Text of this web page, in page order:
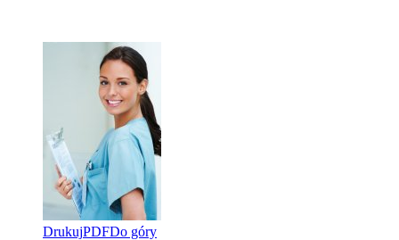
DrukujPDFDo góry